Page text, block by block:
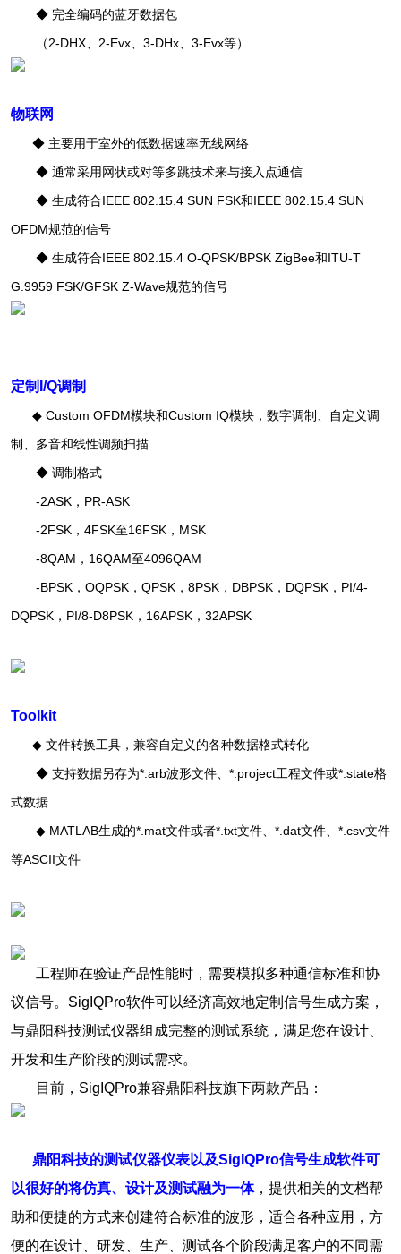
◆ 完全编码的蓝牙数据包
（2-DHX、2-Evx、3-DHx、3-Evx等）
物联网
◆ 主要用于室外的低数据速率无线网络
◆ 通常采用网状或对等多跳技术来与接入点通信
◆ 生成符合IEEE 802.15.4 SUN FSK和IEEE 802.15.4 SUN
OFDM规范的信号
◆ 生成符合IEEE 802.15.4 O-QPSK/BPSK ZigBee和ITU-T
G.9959 FSK/GFSK Z-Wave规范的信号
定制I/Q调制
◆ Custom OFDM模块和Custom IQ模块，数字调制、自定义调
制、多音和线性调频扫描
◆ 调制格式
-2ASK，PR-ASK
-2FSK，4FSK至16FSK，MSK
-8QAM，16QAM至4096QAM
-BPSK，OQPSK，QPSK，8PSK，DBPSK，DQPSK，PI/4-
DQPSK，PI/8-D8PSK，16APSK，32APSK
Toolkit
◆ 文件转换工具，兼容自定义的各种数据格式转化
◆ 支持数据另存为*.arb波形文件、*.project工程文件或*.state格
式数据
◆ MATLAB生成的*.mat文件或者*.txt文件、*.dat文件、*.csv文件
等ASCII文件
工程师在验证产品性能时，需要模拟多种通信标准和协
议信号。SigIQPro软件可以经济高效地定制信号生成方案，
与鼎阳科技测试仪器组成完整的测试系统，满足您在设计、
开发和生产阶段的测试需求。
目前，SigIQPro兼容鼎阳科技旗下两款产品：
鼎阳科技的测试仪器仪表以及SigIQPro信号生成软件可
以很好的将仿真、设计及测试融为一体，提供相关的文档帮
助和便捷的方式来创建符合标准的波形，适合各种应用，方
便的在设计、研发、生产、测试各个阶段满足客户的不同需